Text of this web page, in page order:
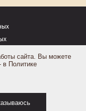
сайта. Вы можете
в Политике